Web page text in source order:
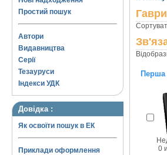
Простий пошук
Автори
Видавництва
Серії
Тезауруси
Індекси УДК
Довідка :
Як освоїти пошук в ЕК
Приклади оформлення
Перша
0